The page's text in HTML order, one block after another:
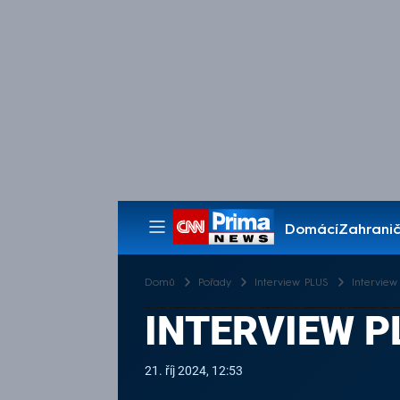
Domácí
Pořady
Domů Pořady Interview PLUS Interview
INTERVIEW
21. říj 2024, 12:53